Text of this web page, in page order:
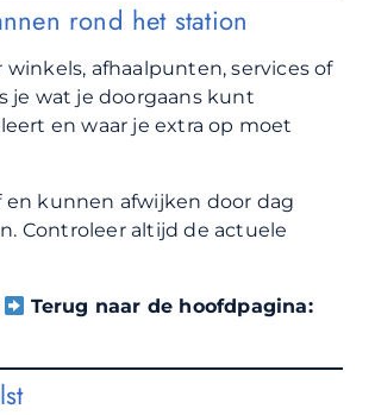
rond het station
afhaalpunten, services of
je wat je doorgaans kunt
en waar je extra op moet
kunnen afwijken door dag
Controleer altijd de actuele
Terug naar de hoofdpagina: